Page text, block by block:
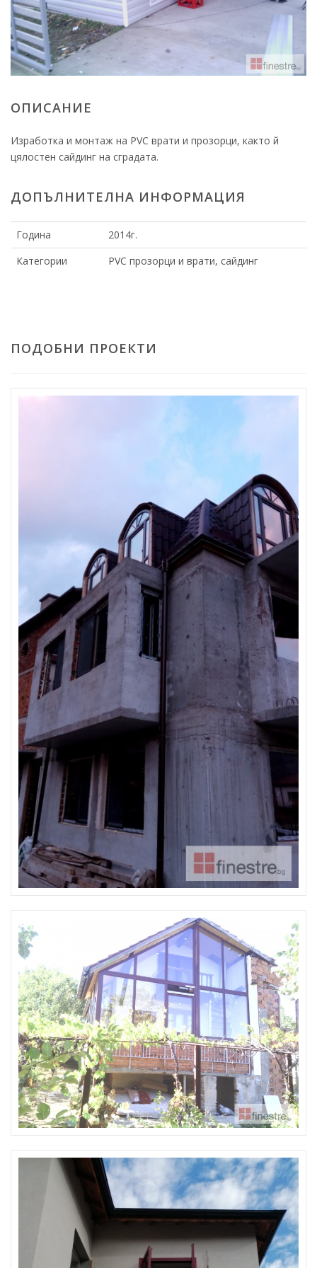
ОПИСАНИЕ
Изработка и монтаж на PVC врати и прозорци, както й
цялостен сайдинг на сградата.
ДОПЪЛНИТЕЛНА ИНФОРМАЦИЯ
Година
2014г.
Категории
PVC прозорци и врати, сайдинг
ПОДОБНИ ПРОЕКТИ